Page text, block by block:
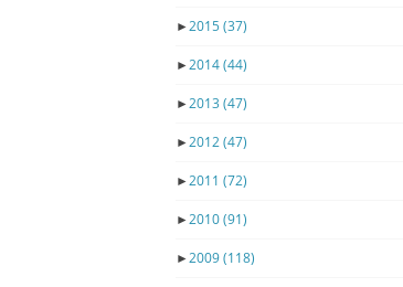
►2015(37)
►2014(44)
►2013 (47)
►2012(47)
►2011 (72)
►2010(91)
►2009(118)